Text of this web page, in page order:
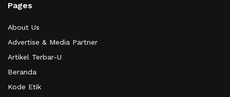
Pages
About Us
Advertise & Media Partner
Artikel Terbar-U
Beranda
Kode Etik